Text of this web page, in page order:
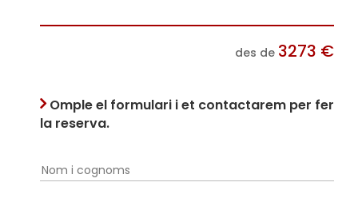
des de 3273 €
Omple el formulari i et contactarem per fer
la reserva.